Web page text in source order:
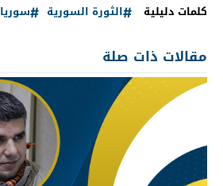
كلمات دليلية
الثورة السورية سوريا
مقالات ذات صلة